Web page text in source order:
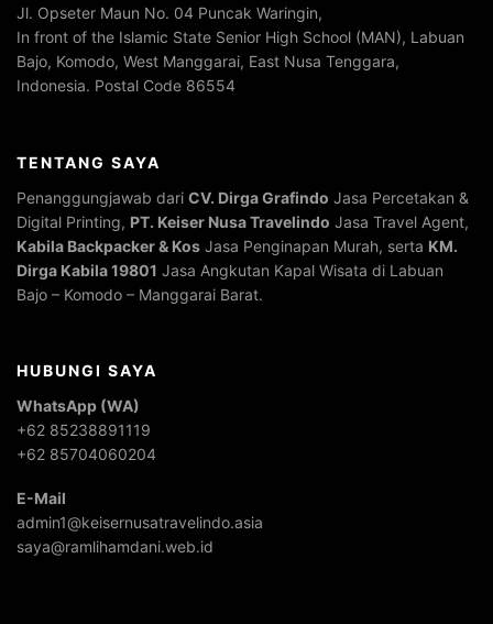
Jl. Opseter Maun No. 04 Puncak Waringin,
In front of the Islamic State Senior High School (MAN), Labuan
Bajo, Komodo, West Manggarai, East Nusa Tenggara,
Indonesia. Postal Code 86554
TENTANG SAYA
Penanggungjawab dari CV. Dirga Grafindo Jasa Percetakan &
Digital Printing, PT. Keiser Nusa Travelindo Jasa Travel Agent,
Kabila Backpacker & Kos Jasa Penginapan Murah, serta KM.
Dirga Kabila 19801 Jasa Angkutan Kapal Wisata di Labuan
Bajo – Komodo – Manggarai Barat.
HUBUNGI SAYA
WhatsApp (WA)
+62 85238891119
+62 85704060204
E-Mail
admin1@keisernusatravelindo.asia
saya@ramlihamdani.web.id